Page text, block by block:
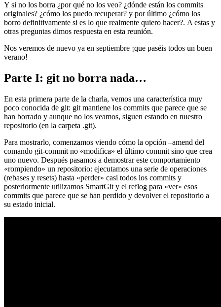
Y si no los borra ¿por qué no los veo? ¿dónde están los commits
originales? ¿cómo los puedo recuperar? y por último ¿cómo los
borro definitivamente si es lo que realmente quiero hacer?. A estas y
otras preguntas dimos respuesta en esta reunión.
Nos veremos de nuevo ya en septiembre ¡que paséis todos un buen
verano!
Parte I: git no borra nada…
En esta primera parte de la charla, vemos una característica muy
poco conocida de git: git mantiene los commits que parece que se
han borrado y aunque no los veamos, siguen estando en nuestro
repositorio (en la carpeta .git).
Para mostrarlo, comenzamos viendo cómo la opción –amend del
comando git-commit no «modifica» el último commit sino que crea
uno nuevo. Después pasamos a demostrar este comportamiento
«rompiendo» un repositorio: ejecutamos una serie de operaciones
(rebases y resets) hasta «perder» casi todos los commits y
posteriormente utilizamos SmartGit y el reflog para «ver» esos
commits que parece que se han perdido y devolver el repositorio a
su estado inicial.